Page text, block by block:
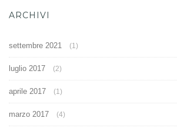
ARCHIVI
settembre 2021 (1)
luglio 2017 (2)
aprile 2017 (1)
marzo 2017 (4)